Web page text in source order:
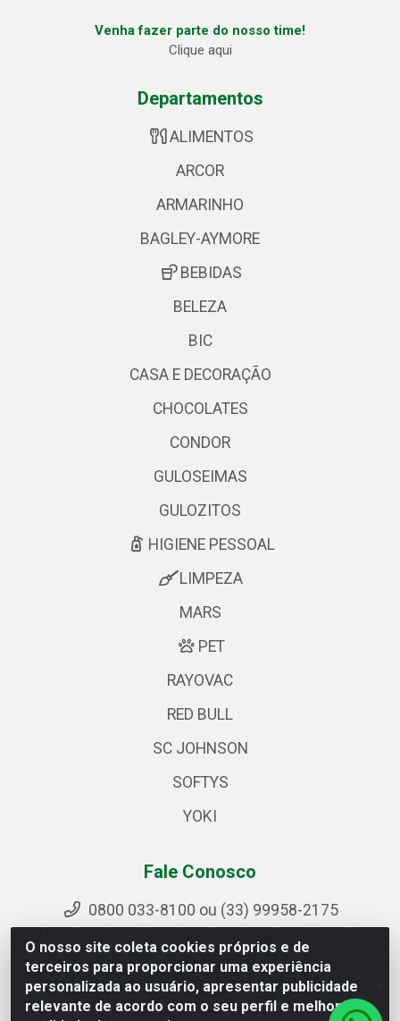
O nosso site coleta cookies próprios e de
terceiros para proporcionar uma experiência
personalizada ao usuário, apresentar publicidade
relevante de acordo com o seu perfil e melhorar a
Venha fazer parte do nosso time!
Clique aqui
Departamentos
ALIMENTOS
ARCOR
ARMARINHO
BAGLEY-AYMORE
BEBIDAS
BELEZA
BIC
CASA E DECORAÇÃO
CHOCOLATES
CONDOR
GULOSEIMAS
GULOZITOS
HIGIENE PESSOAL
LIMPEZA
MARS
PET
RAYOVAC
RED BULL
SC JOHNSON
SOFTYS
YOKI
Fale Conosco
0800 033-8100 ou (33) 99958-2175
sac@ipirangamg.com.br
Acompanhe nossas publicações